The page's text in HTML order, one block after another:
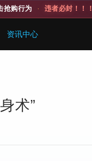
抢购行为 · 违者必封！！！
资讯中心
术”